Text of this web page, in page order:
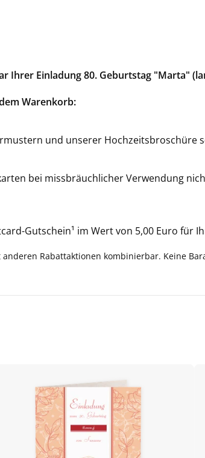
Ihrer Einladung 80. Geburtstag "Marta"
Warenkorb:
und unserer Hochzeitsbroschüre
bei missbräuchlicher Verwendung
Gutschein¹ im Wert von 5,00 Euro für
Rabattaktionen kombinierbar. Keine